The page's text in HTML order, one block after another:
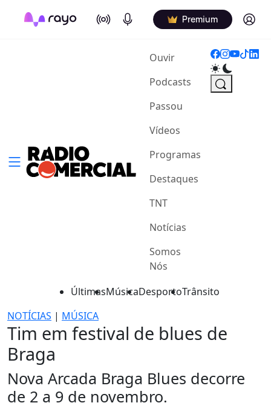
On Air Podcasts Premium Log in
Ouvir(current)
Podcasts
Passou
Vídeos
Programas
Destaques
TNT
Notícias
Somos
Nós
ÚltimasMúsicaDesportoTrânsito
NOTÍCIAS | MÚSICA
Tim em festival de blues de
Braga
Nova Arcada Braga Blues decorre
de 2 a 9 de novembro.